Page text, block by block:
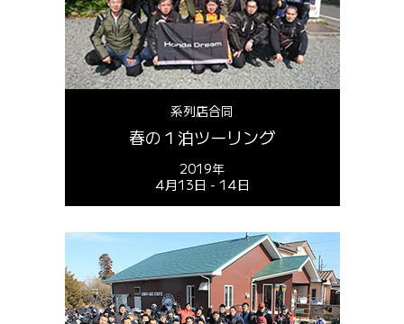
系列店合同
春の１泊ツーリング
2019年
4月13日 - 14日